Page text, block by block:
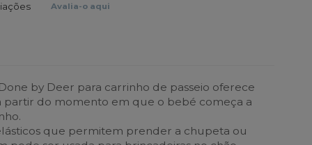
Avalia-o aqui
by Deer para carrinho de passeio oferece
partir do momento em que o bebé começa a
que permitem prender a chupeta ou